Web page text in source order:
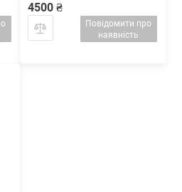
4500 ₴
Повідомити про
наявність